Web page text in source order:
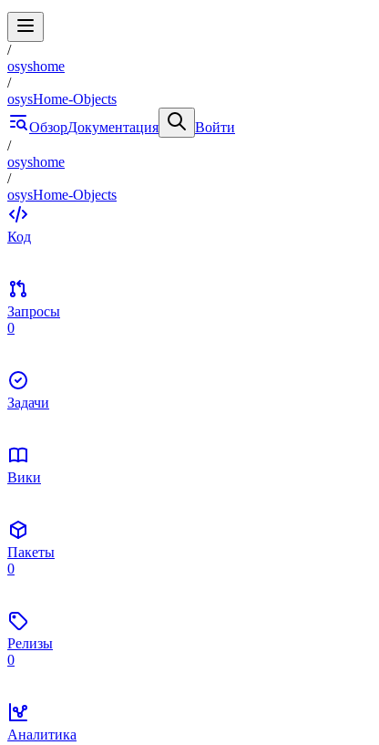
/
osyshome
/
osysHome-Objects
ОбзорДокументация
Войти
/
osyshome
/
osysHome-Objects
Код
Запросы
0
Задачи
Вики
Пакеты
0
Релизы
0
Аналитика